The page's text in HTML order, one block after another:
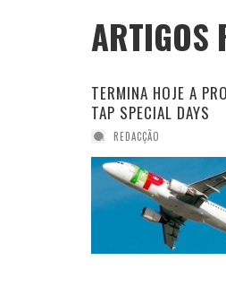
ARTIGOS
TERMINA HOJE A
TAP SPECIAL DAYS
REDACÇÃO